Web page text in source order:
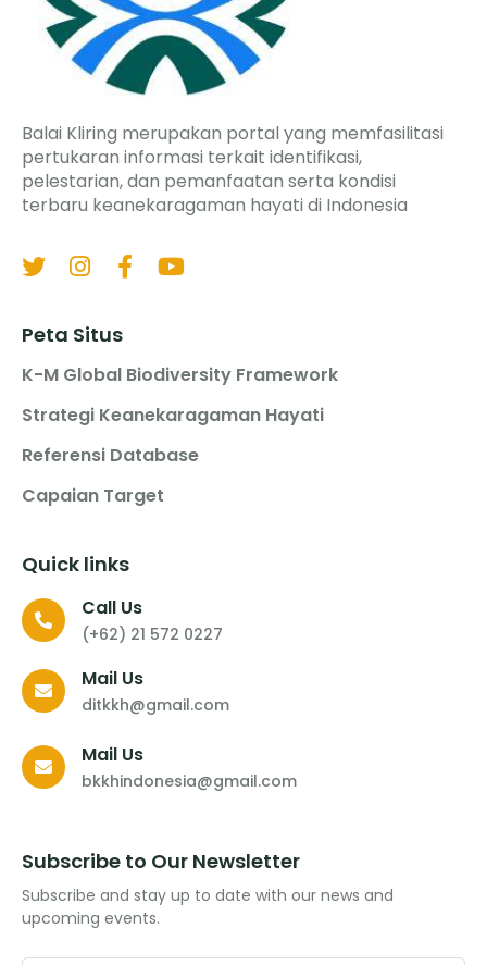
Balai Kliring merupakan portal yang memfasilitasi
pertukaran informasi terkait identifikasi,
pelestarian, dan pemanfaatan serta kondisi
terbaru keanekaragaman hayati di Indonesia
Peta Situs
K-M Global Biodiversity Framework
Strategi Keanekaragaman Hayati
Referensi Database
Capaian Target
Quick links
Call Us
(+62) 21 572 0227
Mail Us
ditkkh@gmail.com
Mail Us
bkkhindonesia@gmail.com
Subscribe to Our Newsletter
Subscribe and stay up to date with our news and
upcoming events.